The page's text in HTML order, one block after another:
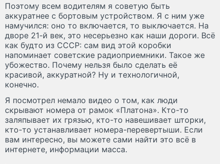
Поэтому всем водителям я советую быть
аккуратнее с бортовым устройством. Я с ним уже
намучился: оно то включается, то выключается. На
дворе 21-й век, это несерьезно как наши дороги. Всё
как будто из СССР: сам вид этой коробки
напоминает советские радиоприемники. Такое же
убожество. Почему нельзя было сделать её
красивой, аккуратной? Ну и технологичной,
конечно.
Я посмотрел немало видео о том, как люди
скрывают номера от рамок «Платона». Кто-то
заляпывает их грязью, кто-то навешивает шторки,
кто-то устанавливает номера-перевертыши. Если
вам интересно, вы можете сами найти это всё в
интернете, информации масса.